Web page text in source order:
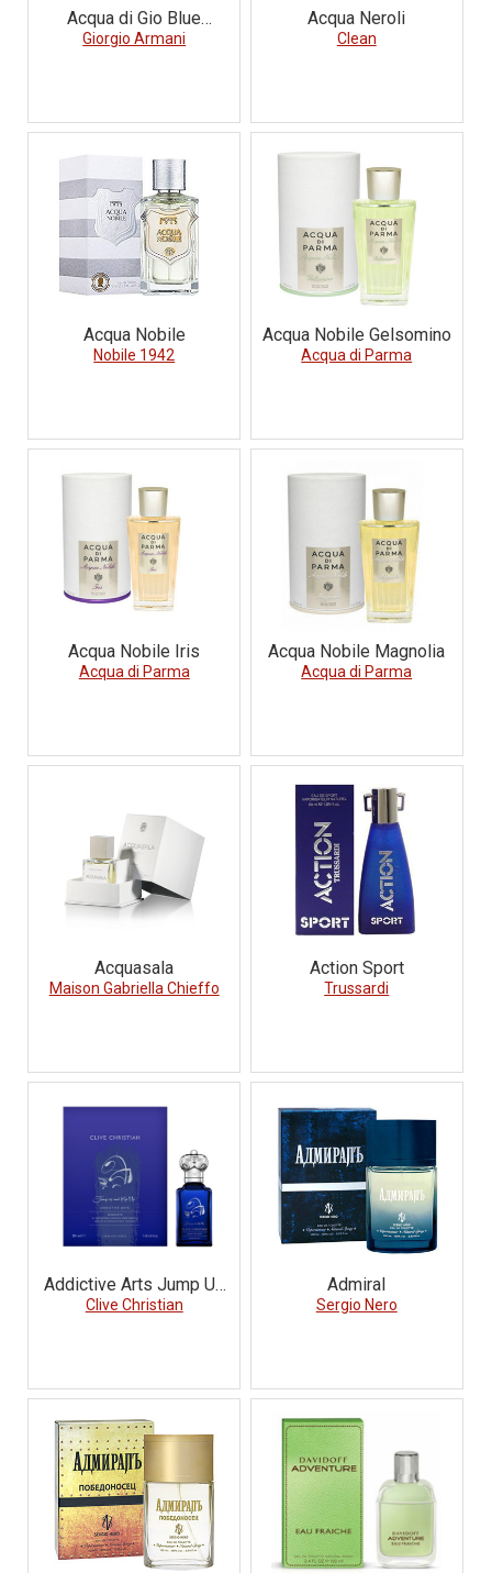
Acqua di Gio Blue
Edition Pour Homme
Giorgio Armani
Acqua Neroli
Clean
Acqua Nobile
Nobile 1942
Acqua Nobile Gelsomino
Acqua di Parma
Acqua Nobile Iris
Acqua di Parma
Acqua Nobile Magnolia
Acqua di Parma
Acquasala
Maison Gabriella Chieffo
Action Sport
Trussardi
Addictive Arts Jump Up
and Kiss Me Hedonistic
Clive Christian
Admiral
Sergio Nero